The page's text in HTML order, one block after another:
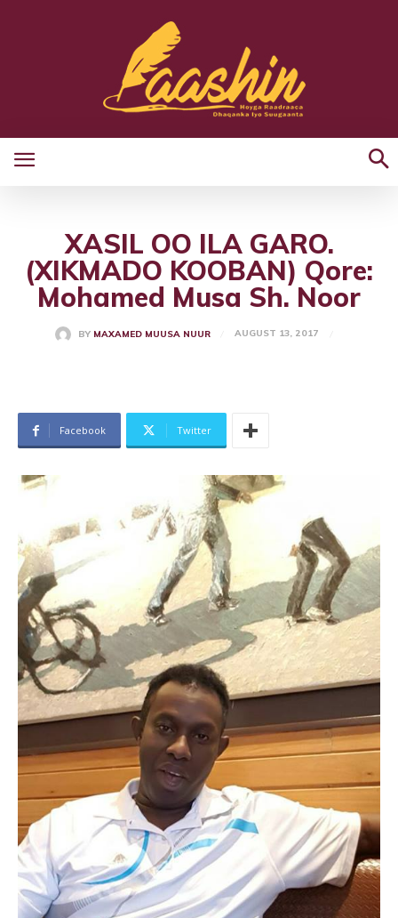
XASIL OO ILA GARO.
(XIKMADO KOOBAN) Qore:
Mohamed Musa Sh. Noor
BY MAXAMED MUUSA NUUR AUGUST 13, 2017
Facebook Twitter